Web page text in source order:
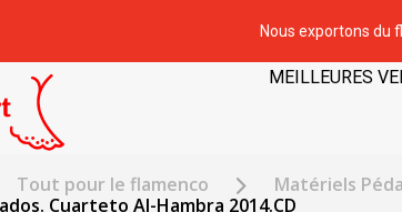
Nous exportons du
MEILLEURES
Tout pour le flamenco Matériels
Cuarteto Al-Hambra 2014.CD